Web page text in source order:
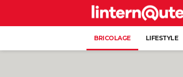
BRICOLAGE LIFESTYLE